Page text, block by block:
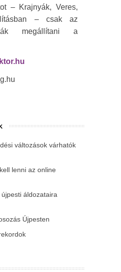
– Krajnyák, Veres,
– csak az
megállítani a
változások várhatók
lenni az online
áldozataira
Újpesten